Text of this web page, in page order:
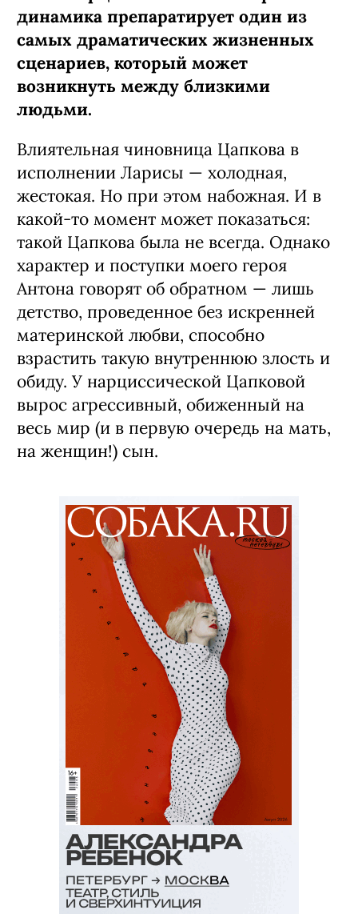
динамика препаратирует один из
самых драматических жизненных
сценариев, который может
возникнуть между близкими
людьми.
Влиятельная чиновница Цапкова в
исполнении Ларисы — холодная,
жестокая. Но при этом набожная. И в
какой-то момент может показаться:
такой Цапкова была не всегда. Однако
характер и поступки моего героя
Антона говорят об обратном — лишь
детство, проведенное без искренней
материнской любви, способно
взрастить такую внутреннюю злость и
обиду. У нарциссической Цапковой
вырос агрессивный, обиженный на
весь мир (и в первую очередь на мать,
на женщин!) сын.